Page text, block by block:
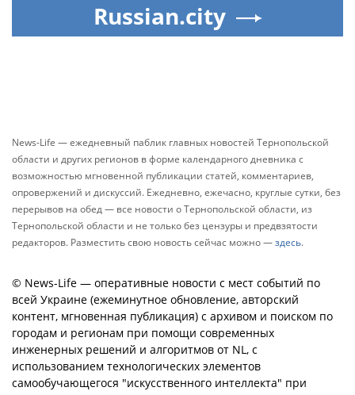
Russian.city
News-Life — ежедневный паблик главных новостей Тернопольской
области и других регионов в форме календарного дневника с
возможностью мгновенной публикации статей, комментариев,
опровержений и дискуссий. Ежедневно, ежечасно, круглые сутки, без
перерывов на обед — все новости о Тернопольской области, из
Тернопольской области и не только без цензуры и предвзятости
редакторов. Разместить свою новость сейчас можно —здесь.
© News-Life — оперативные новости с мест событий по
всей Украине (ежеминутное обновление, авторский
контент, мгновенная публикация) с архивом и поиском по
городам и регионам при помощи современных
инженерных решений и алгоритмов от NL, с
использованием технологических элементов
самообучающегося "искусственного интеллекта" при